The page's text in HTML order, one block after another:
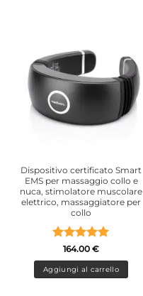
Dispositivo certificato Smart
EMS per massaggio collo e
nuca, stimolatore muscolare
elettrico, massaggiatore per
collo
Valutato5
su 5
164.00 €
Aggiungi al carrello